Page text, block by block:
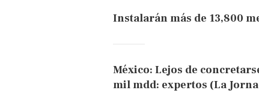
Instalarán más de 13,800
México: Lejos de
mil mdd: expertos (La